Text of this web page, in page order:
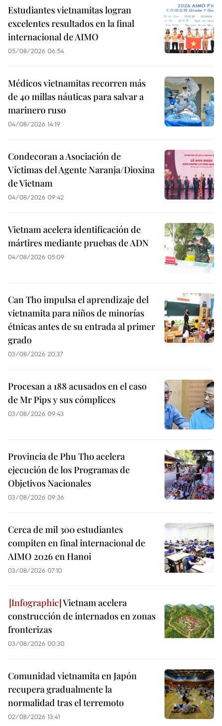
Estudiantes vietnamitas logran
excelentes resultados en la final
internacional de AIMO
05/08/2026 06:54
Médicos vietnamitas recorren más
de 40 millas náuticas para salvar a
marinero ruso
04/08/2026 14:19
Condecoran a Asociación de
Víctimas del Agente Naranja/Dioxina
de Vietnam
04/08/2026 09:42
Vietnam acelera identificación de
mártires mediante pruebas de ADN
04/08/2026 05:09
Can Tho impulsa el aprendizaje del
vietnamita para niños de minorías
étnicas antes de su entrada al primer
grado
03/08/2026 20:37
Procesan a 188 acusados en el caso
de Mr Pips y sus cómplices
03/08/2026 09:43
Provincia de Phu Tho acelera
ejecución de los Programas de
Objetivos Nacionales
03/08/2026 09:36
Cerca de mil 300 estudiantes
compiten en final internacional de
AIMO 2026 en Hanoi
03/08/2026 07:10
Vietnam acelera
construcción de internados en zonas
fronterizas
03/08/2026 00:30
Comunidad vietnamita en Japón
recupera gradualmente la
normalidad tras el terremoto
02/08/2026 13:41